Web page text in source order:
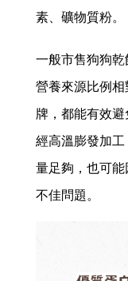
素、礦物質粉。
一般市售狗狗乾
營養來源比例
牌，都能有效
經高溫膨發加
量足夠，也可
不佳問題。